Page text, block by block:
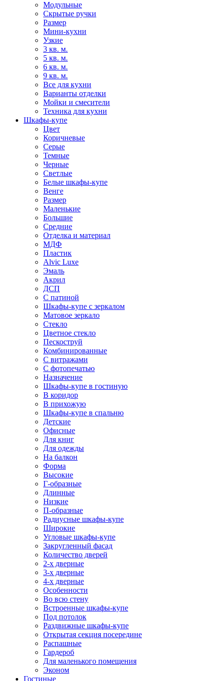
Модульные
Скрытые ручки
Размер
Мини-кухни
Узкие
3 кв. м.
5 кв. м.
6 кв. м.
9 кв. м.
Все для кухни
Варианты отделки
Мойки и смесители
Техника для кухни
Шкафы-купе
Цвет
Коричневые
Серые
Темные
Черные
Светлые
Белые шкафы-купе
Венге
Размер
Маленькие
Большие
Средние
Отделка и материал
МДФ
Пластик
Alvic Luxe
Эмаль
Акрил
ДСП
С патиной
Шкафы-купе с зеркалом
Матовое зеркало
Стекло
Цветное стекло
Пескоструй
Комбинированные
С витражами
С фотопечатью
Назначение
Шкафы-купе в гостиную
В коридор
В прихожую
Шкафы-купе в спальню
Детские
Офисные
Для книг
Для одежды
На балкон
Форма
Высокие
Г-образные
Длинные
Низкие
П-образные
Радиусные шкафы-купе
Широкие
Угловые шкафы-купе
Закругленный фасад
Количество дверей
2-х дверные
3-х дверные
4-х дверные
Особенности
Во всю стену
Встроенные шкафы-купе
Под потолок
Раздвижные шкафы-купе
Открытая секция посередине
Распашные
Гардероб
Для маленького помещения
Эконом
Гостиные